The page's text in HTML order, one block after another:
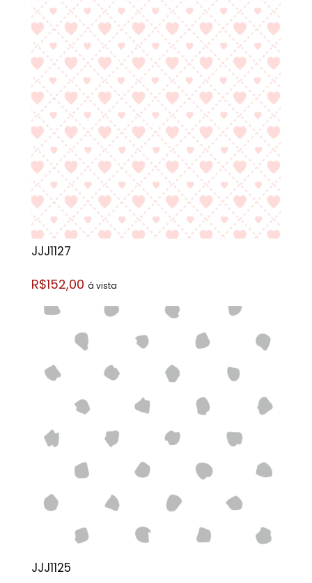
JJJ1127
R$152,00 á vista
JJJ1125